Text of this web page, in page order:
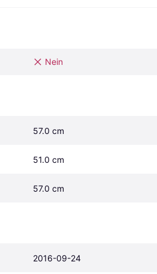
Nein
57.0 cm
51.0 cm
57.0 cm
2016-09-24